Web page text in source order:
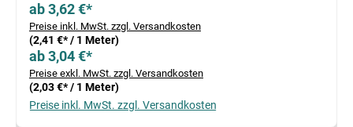
ab 3,62 €*
Preise inkl. MwSt. zzgl. Versandkosten
(2,41 €* / 1 Meter)
ab 3,04 €*
Preise exkl. MwSt. zzgl. Versandkosten
(2,03 €* / 1 Meter)
Preise inkl. MwSt. zzgl. Versandkosten